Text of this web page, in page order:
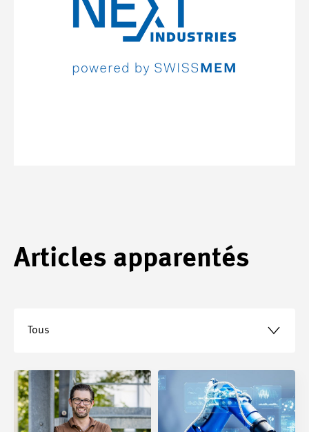
Articles apparentés
Tous